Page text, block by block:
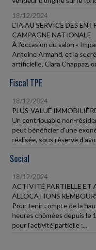
18/12/2024
L'IA AU SERVICE DES
CAMPAGNE NATIONALE
À l'occasion du salon «
Antoine Armand, et la
artificielle, Clara Chappaz,
Fiscal TPE
18/12/2024
PLUS-VALUE
Un contribuable non-
peut bénéficier d'une
réalisée, sous réserve
Social
18/12/2024
ACTIVITÉ PARTIELLE ET
ALLOCATIONS
Pour tenir compte de la
heures chômées depuis le
pour l'activité partielle ;...